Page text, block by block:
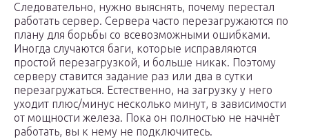
Следовательно, нужно выяснять, почему перестал
работать сервер. Сервера часто перезагружаются по
плану для борьбы со всевозможными ошибками.
Иногда случаются баги, которые исправляются
простой перезагрузкой, и больше никак. Поэтому
серверу ставится задание раз или два в сутки
перезагружаться. Естественно, на загрузку у него
уходит плюс/минус несколько минут, в зависимости
от мощности железа. Пока он полностью не начнёт
работать, вы к нему не подключитесь.